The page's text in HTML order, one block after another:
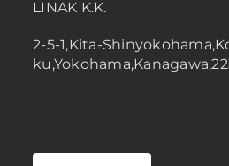
LINAK K.K.
2-5-1,Kita-